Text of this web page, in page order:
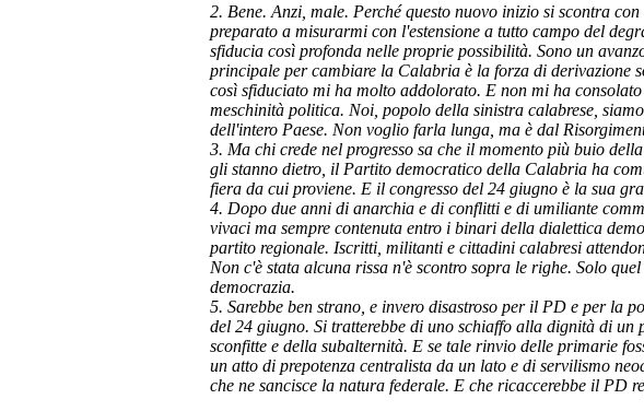
2. Bene. Anzi, male. Perché questo nuovo inizio si scontra
preparato a misurarmi con l'estensione a tutto campo del
sfiducia così profonda nelle proprie possibilità. Sono un
principale per cambiare la Calabria è la forza di derivazione
così sfiduciato mi ha molto addolorato. E non mi ha
meschinità politica. Noi, popolo della sinistra calabrese,
dell'intero Paese. Non voglio farla lunga, ma è dal
3. Ma chi crede nel progresso sa che il momento più buio
gli stanno dietro, il Partito democratico della Calabria ha
fiera da cui proviene. E il congresso del 24 giugno è la sua
4. Dopo due anni di anarchia e di conflitti e di umiliante
vivaci ma sempre contenuta entro i binari della dialettica
partito regionale. Iscritti, militanti e cittadini calabresi
Non c'è stata alcuna rissa n'è scontro sopra le righe. Solo
democrazia.
5. Sarebbe ben strano, e invero disastroso per il PD e per la
del 24 giugno. Si tratterebbe di uno schiaffo alla dignità di un
sconfitte e della subalternità. E se tale rinvio delle primarie
un atto di prepotenza centralista da un lato e di servilismo
che ne sancisce la natura federale. E che ricaccerebbe il PD